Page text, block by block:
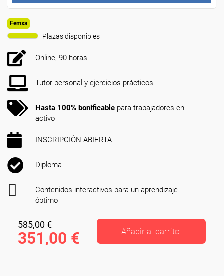
Femxa
Plazas disponibles
Online, 90 horas
Tutor personal y ejercicios prácticos
Hasta 100% bonificable para trabajadores en
activo
INSCRIPCIÓN ABIERTA
Diploma
Contenidos interactivos para un aprendizaje
óptimo
585,00 €
351,00 € Añadir al carrito